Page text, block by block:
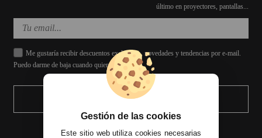
último en proyectores, pantallas...
Me gustaría recibir descuentos exclusivos, novedades y tendencias por e-mail.
Puedo darme de baja cuando quiera.
ENVIAR
Gestión de las cookies
Este sitio web utiliza cookies necesarias